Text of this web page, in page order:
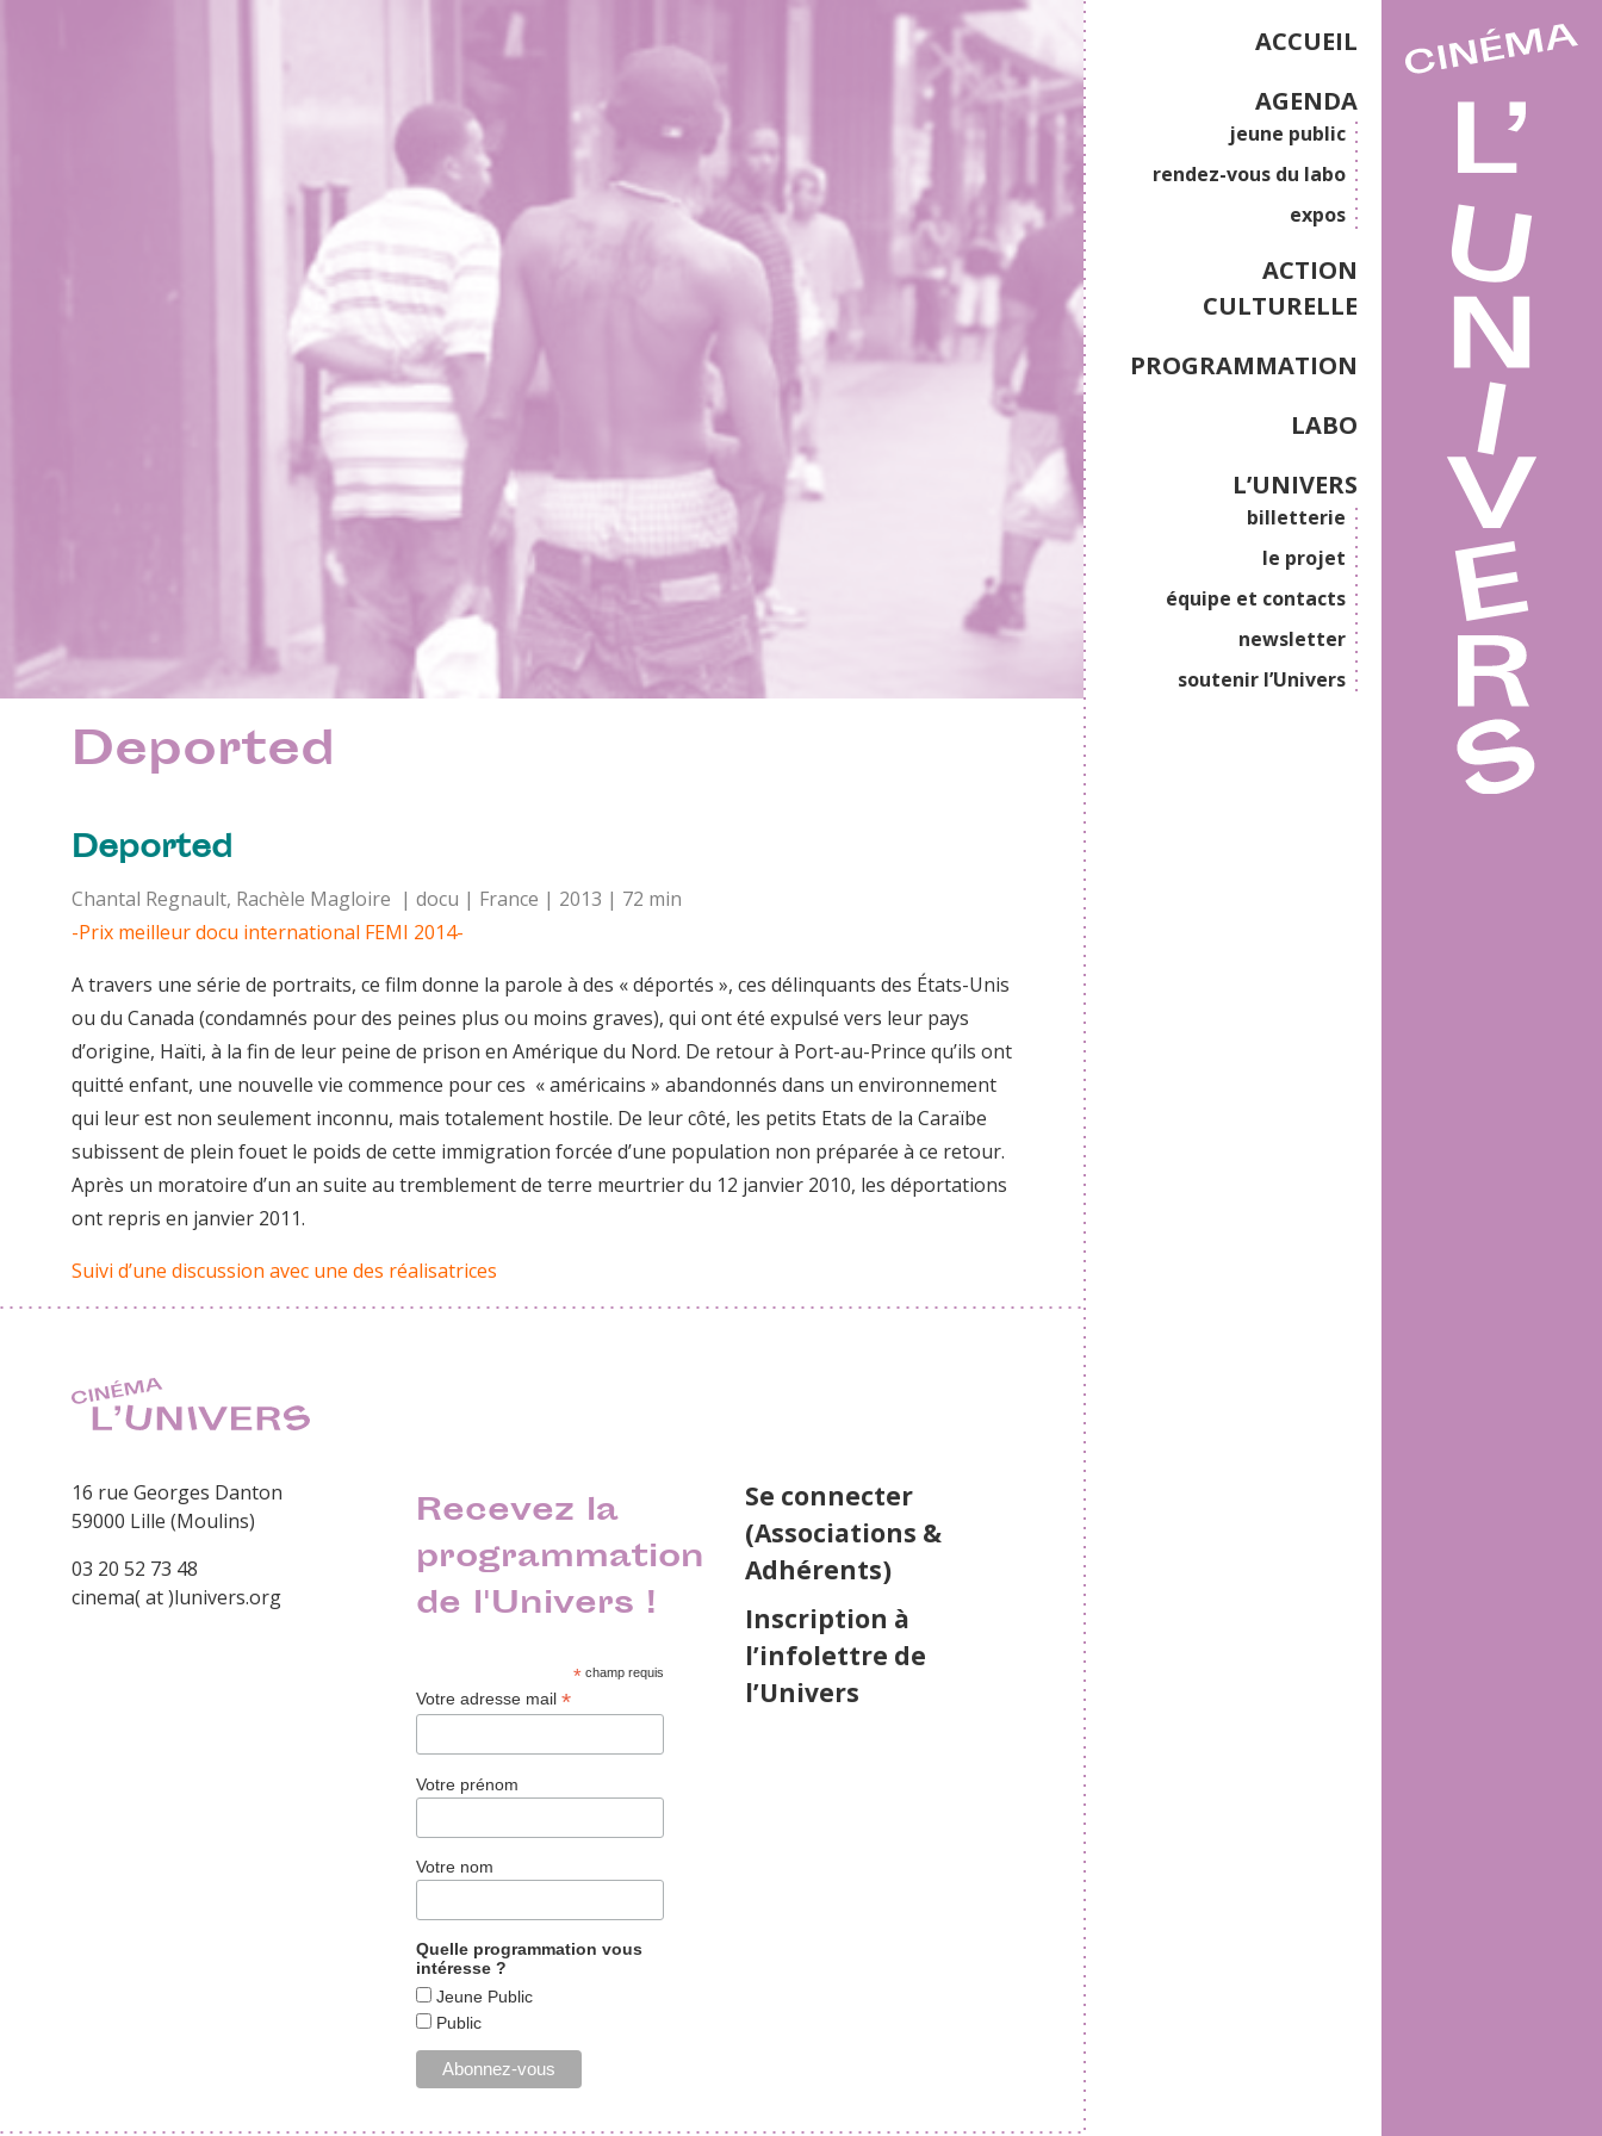
ACCUEIL
AGENDA
jeune public
rendez-vous du labo
expos
ACTION
CULTURELLE
PROGRAMMATION
LABO
L’UNIVERS
billetterie
le projet
équipe et contacts
newsletter
soutenir l’Univers
Deported
Deported
Chantal Regnault, Rachèle Magloire | docu | France | 2013 | 72 min
-Prix meilleur docu international FEMI 2014-
A travers une série de portraits, ce film donne la parole à des « déportés », ces délinquants des États-Unis
ou du Canada (condamnés pour des peines plus ou moins graves), qui ont été expulsé vers leur pays
d’origine, Haïti, à la fin de leur peine de prison en Amérique du Nord. De retour à Port-au-Prince qu’ils ont
quitté enfant, une nouvelle vie commence pour ces « américains » abandonnés dans un environnement
qui leur est non seulement inconnu, mais totalement hostile. De leur côté, les petits Etats de la Caraïbe
subissent de plein fouet le poids de cette immigration forcée d’une population non préparée à ce retour.
Après un moratoire d’un an suite au tremblement de terre meurtrier du 12 janvier 2010, les déportations
ont repris en janvier 2011.
Suivi d’une discussion avec une des réalisatrices
16 rue Georges Danton
59000 Lille (Moulins)
03 20 52 73 48
cinema( at )lunivers.org
Recevez la
programmation
de l'Univers !
*champ requis
Votre adresse mail*
Votre prénom
Votre nom
Quelle programmation vous
intéresse ?
Jeune Public
Public
Se connecter
(Associations &
Adhérents)
Inscription à
l’infolettre de
l’Univers